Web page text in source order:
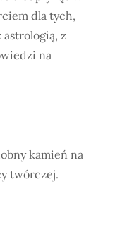
dla tych,
z
na
kamień na
twórczej.